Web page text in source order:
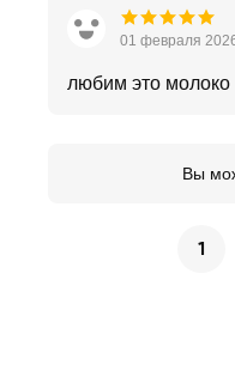
01 февраля
любим это молоко
Вы
1